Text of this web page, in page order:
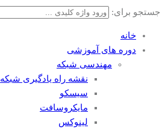
جستجو برای:
خانه
دوره های آموزشی
مهندسی شبکه
نقشه راه یادگیری شبکه
سیسکو
مایکروسافت
لینوکس